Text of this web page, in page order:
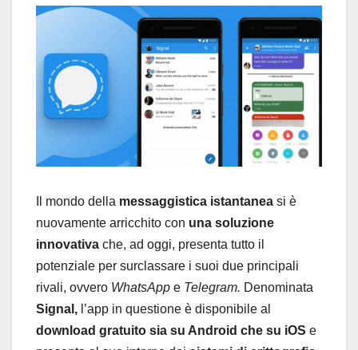
Il mondo della messaggistica istantanea si è
nuovamente arricchito con una soluzione
innovativa che, ad oggi, presenta tutto il
potenziale per surclassare i suoi due principali
rivali, ovvero WhatsApp e Telegram. Denominata
Signal, l’app in questione è disponibile al
download gratuito sia su Android che su iOS e